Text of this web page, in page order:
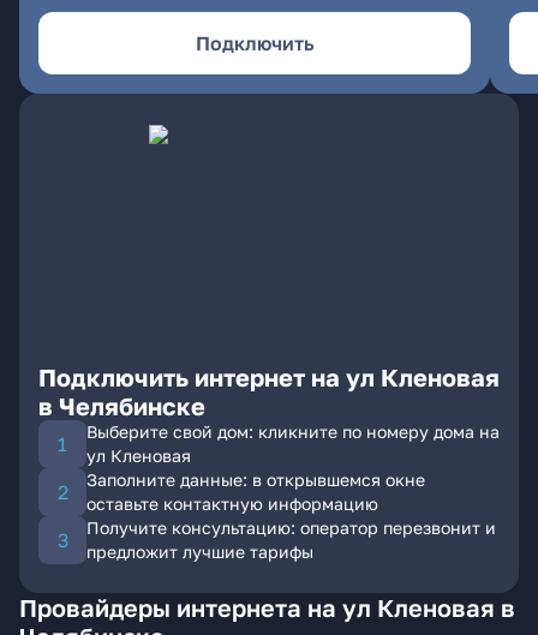
Подключить
Подключить интернет на ул Кленовая
в Челябинске
Выберите свой дом: кликните по номеру дома на
ул Кленовая
Заполните данные: в открывшемся окне
оставьте контактную информацию
Получите консультацию: оператор перезвонит и
предложит лучшие тарифы
Провайдеры интернета на ул Кленовая в